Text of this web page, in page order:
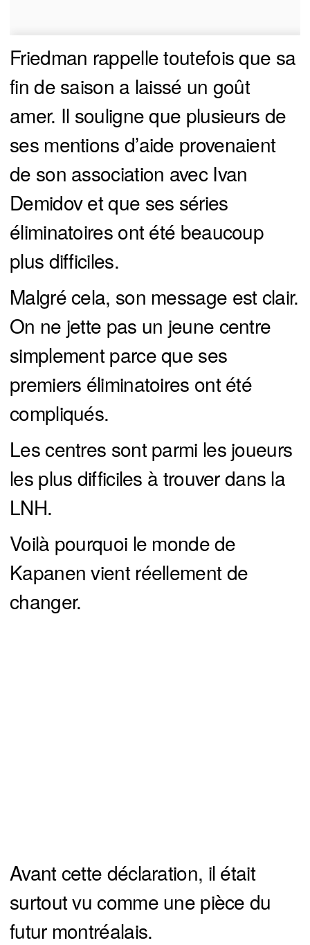
Friedman rappelle toutefois que sa
fin de saison a laissé un goût
amer. Il souligne que plusieurs de
ses mentions d’aide provenaient
de son association avec Ivan
Demidov et que ses séries
éliminatoires ont été beaucoup
plus difficiles.
Malgré cela, son message est clair.
On ne jette pas un jeune centre
simplement parce que ses
premiers éliminatoires ont été
compliqués.
Les centres sont parmi les joueurs
les plus difficiles à trouver dans la
LNH.
Voilà pourquoi le monde de
Kapanen vient réellement de
changer.
Avant cette déclaration, il était
surtout vu comme une pièce du
futur montréalais.